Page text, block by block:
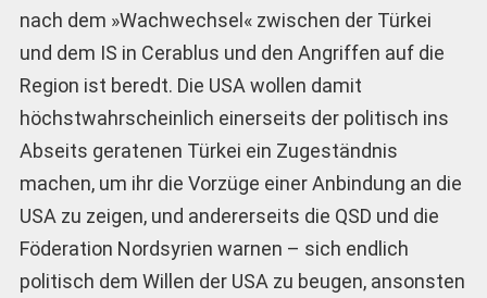
nach dem »Wachwechsel« zwischen der Türkei
und dem IS in Cerablus und den Angriffen auf die
Region ist beredt. Die USA wollen damit
höchstwahrscheinlich einerseits der politisch ins
Abseits geratenen Türkei ein Zugeständnis
machen, um ihr die Vorzüge einer Anbindung an die
USA zu zeigen, und andererseits die QSD und die
Föderation Nordsyrien warnen – sich endlich
politisch dem Willen der USA zu beugen, ansonsten